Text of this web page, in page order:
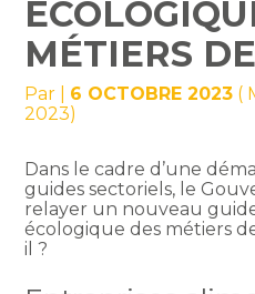
MÉTIERS
Par 6 OCTOBRE 2023 (
2023)
Dans le cadre d’une
guides sectoriels, le
relayer un nouveau
écologique des métiers
il ?